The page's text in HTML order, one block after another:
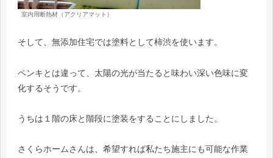
室内用断熱材（アクリアマット）
そして、無添加住宅では塗料として柿渋を使います。
ペンキとは違って、太陽の光が当たると味わい深い色味に変
化するそうです。
うちは１階の床と階段に塗装をすることにしました。
さくらホームさんは、希望すれば私たち施主にも可能な作業